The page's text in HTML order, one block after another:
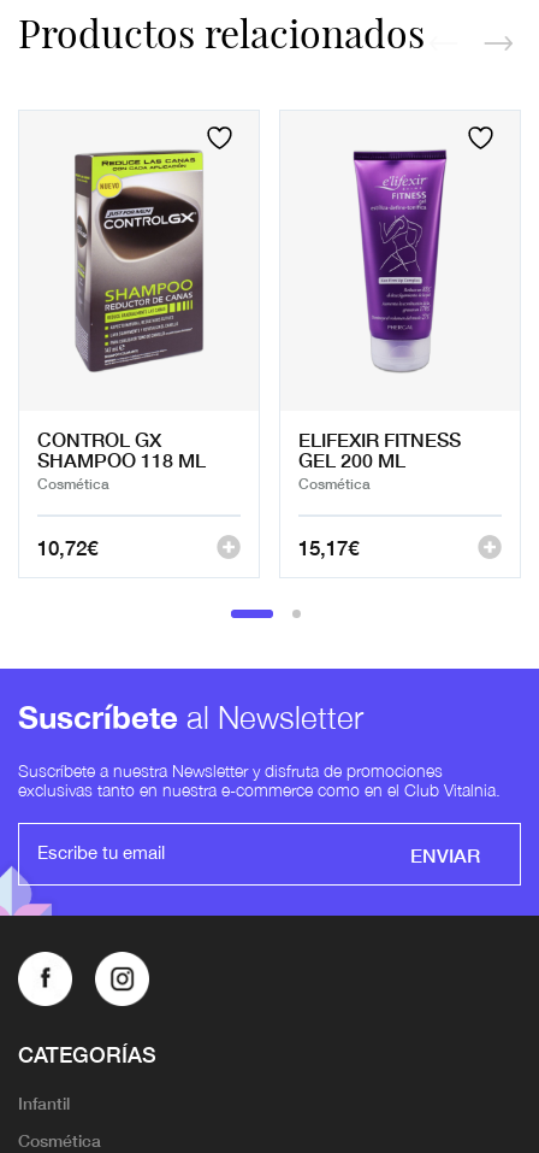
Productos relacionados
CONTROL GX
SHAMPOO 118 ML
Cosmética
10,72€
ELIFEXIR FITNESS
GEL 200 ML
Cosmética
15,17€
Suscríbete al Newsletter
Suscríbete a nuestra Newsletter y disfruta de promociones
exclusivas tanto en nuestra e-commerce como en el Club Vitalnia.
ENVIAR
CATEGORÍAS
Infantil
Cosmética